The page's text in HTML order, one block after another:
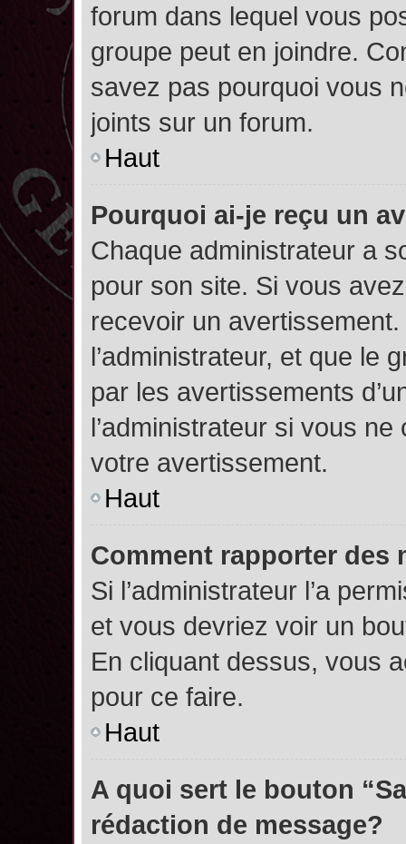
forum dans lequel vous
groupe peut en joindre.
savez pas pourquoi vous
joints sur un forum.
Haut
Pourquoi ai-je reçu un
Chaque administrateur a
pour son site. Si vous
recevoir un
l’administrateur, et que le
par les avertissements
l’administrateur si vous
votre avertissement.
Haut
Comment rapporter des
Si l’administrateur l’a
et vous devriez voir un
En cliquant dessus, vous
pour ce faire.
Haut
A quoi sert le bouton
rédaction de message?